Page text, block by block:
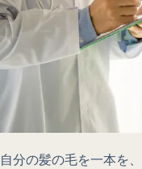
自分の髪の毛を一本を